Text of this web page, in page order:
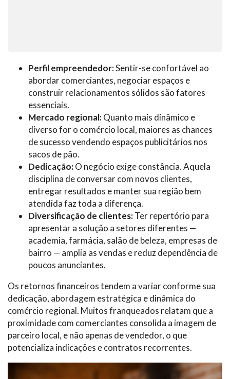
Perfil empreendedor:Sentir-se confortável ao
abordar comerciantes, negociar espaços e
construir relacionamentos sólidos são fatores
essenciais.
Mercado regional:Quanto mais dinâmico e
diverso for o comércio local, maiores as chances
de sucesso vendendo espaços publicitários nos
sacos de pão.
Dedicação:O negócio exige constância. Aquela
disciplina de conversar com novos clientes,
entregar resultados e manter sua região bem
atendida faz toda a diferença.
Diversificação de clientes:Ter repertório para
apresentar a solução a setores diferentes —
academia, farmácia, salão de beleza, empresas de
bairro — amplia as vendas e reduz dependência de
poucos anunciantes.
Os retornos financeiros tendem a variar conforme sua
dedicação, abordagem estratégica e dinâmica do
comércio regional. Muitos franqueados relatam que a
proximidade com comerciantes consolida a imagem de
parceiro local, e não apenas de vendedor, o que
potencializa indicações e contratos recorrentes.